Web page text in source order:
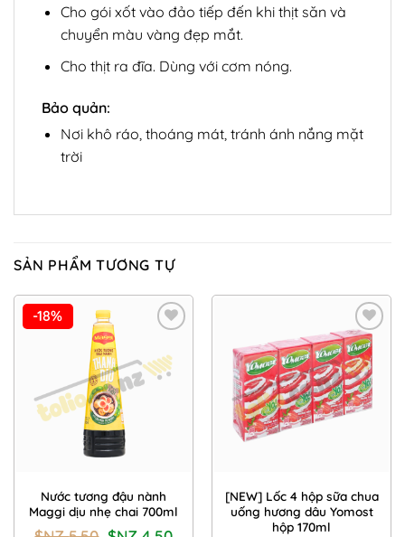
Cho gói xốt vào đảo tiếp đến khi thịt săn và
chuyển màu vàng đẹp mắt.
Cho thịt ra đĩa. Dùng với cơm nóng.
Bảo quản:
Nơi khô ráo, thoáng mát, tránh ánh nắng mặt
trời
SẢN PHẨM TƯƠNG TỰ
-18%
Wishlist
Nước tương đậu nành
Maggi dịu nhẹ chai 700ml
Giá Giá
Add to
Wishlist
[NEW] Lốc 4 hộp sữa chua
uống hương dâu Yomost
hộp 170ml